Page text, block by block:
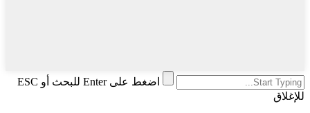
اضغط على Enter للبحث أو ESC
للإغلاق